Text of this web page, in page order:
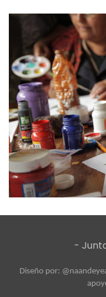
-
Diseño por: